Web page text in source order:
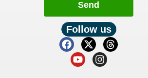
Send
Follow us